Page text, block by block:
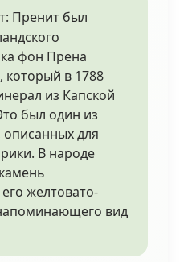
Пренит был
фон Прена
который в 1788
из Капской
был один из
для
В народе
желтовато-
вид